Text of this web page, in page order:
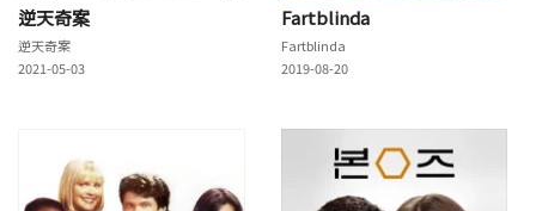
逆天奇案
逆天奇案
2021-05-03
Fartblinda
Fartblinda
2019-08-20